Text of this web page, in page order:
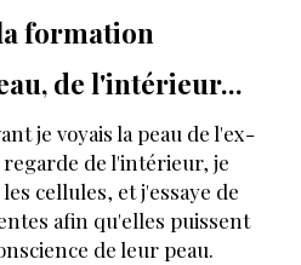
formation
de l'intérieur...
je voyais la peau de l'ex­
de l'intérieur, je
cellules, et j'essaye de
afin qu'elles puissent
de leur peau.